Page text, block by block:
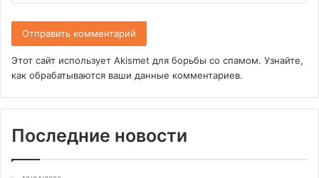
Этот сайт использует Akismet для борьбы со спамом. Узнайте,
как обрабатываются ваши данные комментариев.
Последние новости